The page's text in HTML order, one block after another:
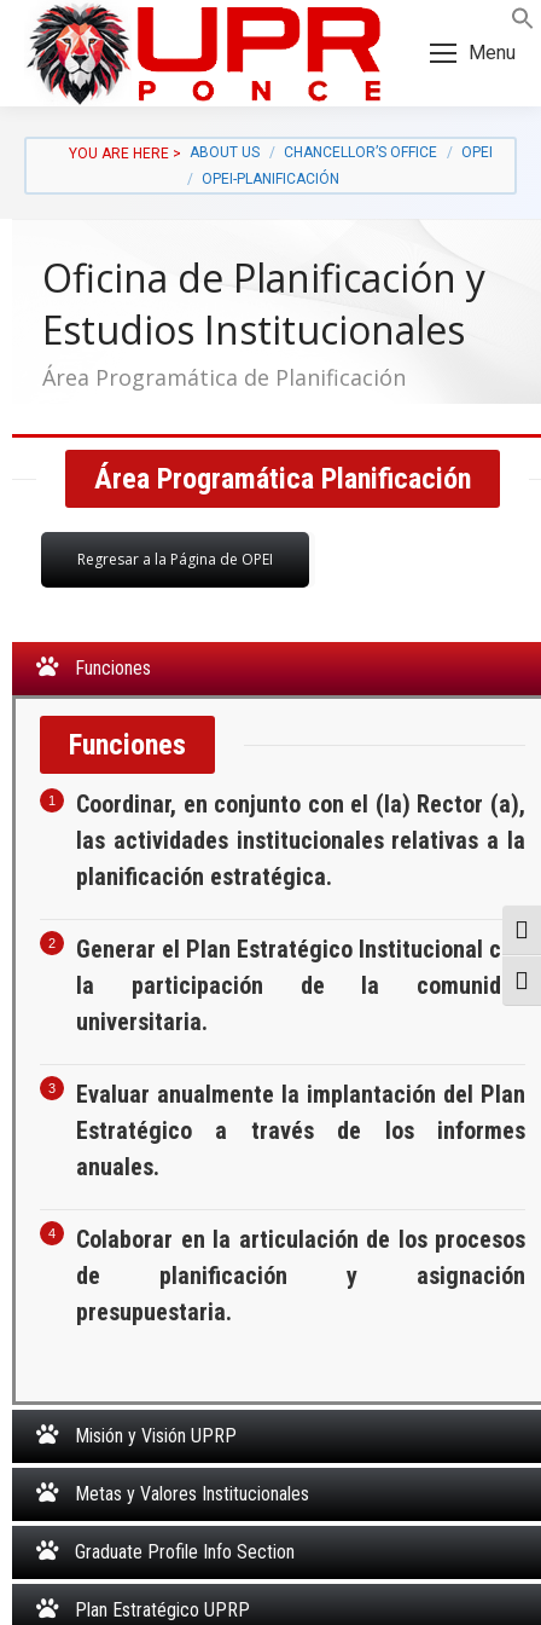
Skip
Content
Skip
navigation
Menu
ABOUT US CHANCELLOR’S OFFICE
OPEI
OPEI-PLANIFICACIÓN
Oficina de Planificación y
Estudios Institucionales
Área Programática de Planificación
Área Programática Planificación
Regresar a la Página de OPEI
Funciones
Funciones
Coordinar, en conjunto con el (la) Rector (a),
las actividades institucionales relativas a la
planificación estratégica.
Generar el Plan Estratégico Institucional con
la participación de la comunidad
universitaria.
Evaluar anualmente la implantación del Plan
Estratégico a través de los informes
anuales.
Colaborar en la articulación de los procesos
de planificación y asignación
presupuestaria.
Misión y Visión UPRP
Metas y Valores Institucionales
Graduate Profile Info Section
Plan Estratégico UPRP